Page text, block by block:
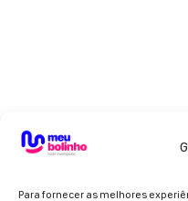
Para fornecer as melhores